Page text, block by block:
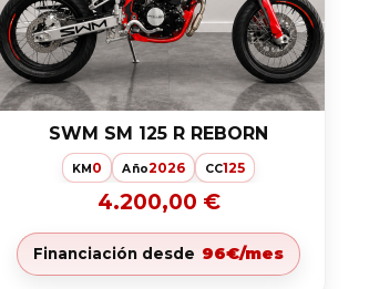
SWM SM 125 R REBORN
KM0 Año2026 CC125
4.200,00 €
Financiación desde 96€/mes